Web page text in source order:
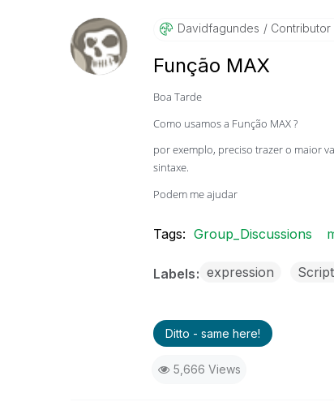
Davidfagundes Contributor
Função MAX
Boa Tarde
Como usamos a Função MAX ?
por exemplo, preciso trazer o maior
sintaxe.
Podem me ajudar
Tags: Group_Discussions
Labels expression
Ditto - same here!
5,666 Views